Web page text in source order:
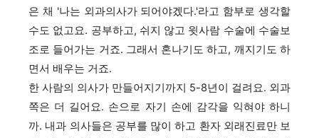
은 채 '나는 외과의사가 되어야겠다.'라고 함부로 생각할
수도 없고요. 공부하고, 쉬지 않고 윗사람 수술에 수술보
조로 들어가는 거죠. 그래서 혼나기도 하고, 깨지기도 하
면서 배우는 거죠.
한 사람의 의사가 만들어지기까지 5-8년이 걸려요. 외과
쪽은 더 길어요. 손으로 자기 손에 감각을 익혀야 하니
까. 내과 의사들은 공부를 많이 하고 환자 외래진료만 보